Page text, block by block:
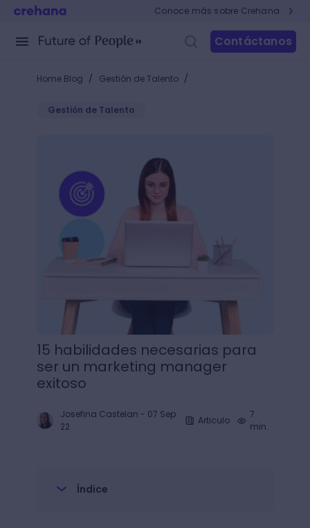
Conoce más sobre Crehana
Contáctanos
Home Blog / Gestión de Talento /
Gestión de Talento
15 habilidades necesarias para
ser un marketing manager
exitoso
Josefina Castelan - 07 Sep
22
Articulo
7
min.
Índice